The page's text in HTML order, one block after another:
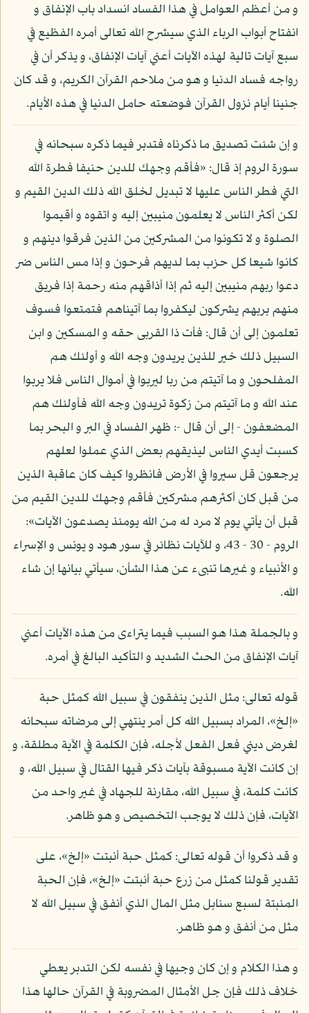
و من أعظم العوامل في هذا الفساد انسداد باب الإنفاق و
انفتاح أبواب الرباء الذي سيشرح الله تعالى أمره الفظيع في
سبع آيات تالية لهذه الآيات أعني آيات الإنفاق، و يذكر أن في
رواجه فساد الدنيا و هو من ملاحم القرآن الكريم، و قد كان
جنينا أيام نزول القرآن فوضعته حامل الدنيا في هذه الأيام.
و إن شئت تصديق ما ذكرناه فتدبر فيما ذكره سبحانه في
سورة الروم إذ قال: «فأقم وجهك للدين حنيفا فطرة الله
التي فطر الناس عليها لا تبديل لخلق الله ذلك الدين القيم و
لكن أكثر الناس لا يعلمون منيبين إليه و اتقوه و أقيموا
الصلوة و لا تكونوا من المشركين من الذين فرقوا دينهم و
كانوا شيعا كل حزب بما لديهم فرحون و إذا مس الناس ضر
دعوا ربهم منيبين إليه ثم إذا أذاقهم منه رحمة إذا فريق
منهم بربهم يشركون ليكفروا بما آتيناهم فتمتعوا فسوف
تعلمون إلى أن قال: فأت ذا القربى حقه و المسكين و ابن
السبيل ذلك خير للذين يريدون وجه الله و أولئك هم
المفلحون و ما آتيتم من ربا ليربوا في أموال الناس فلا يربوا
عند الله و ما آتيتم من زكوة تريدون وجه الله فأولئك هم
المضعفون - إلى أن قال -: ظهر الفساد في البر و البحر بما
كسبت أيدي الناس ليذيقهم بعض الذي عملوا لعلهم
يرجعون قل سيروا في الأرض فانظروا كيف كان عاقبة الذين
من قبل كان أكثرهم مشركين فأقم وجهك للدين القيم من
قبل أن يأتي يوم لا مرد له من الله يومئذ يصدعون الآيات»:
الروم - 30 - 43، و للآيات نظائر في سور هود و يونس و الإسراء
و الأنبياء و غيرها تنبىء عن هذا الشأن، سيأتي بيانها إن شاء
الله.
و بالجملة هذا هو السبب فيما يتراءى من هذه الآيات أعني
آيات الإنفاق من الحث الشديد و التأكيد البالغ في أمره.
قوله تعالى: مثل الذين ينفقون في سبيل الله كمثل حبة
«إلخ»، المراد بسبيل الله كل أمر ينتهي إلى مرضاته سبحانه
لغرض ديني فعل الفعل لأجله، فإن الكلمة في الآية مطلقة، و
إن كانت الآية مسبوقة بآيات ذكر فيها القتال في سبيل الله، و
كانت كلمة، في سبيل الله، مقارنة للجهاد في غير واحد من
الآيات، فإن ذلك لا يوجب التخصيص و هو ظاهر.
و قد ذكروا أن قوله تعالى: كمثل حبة أنبتت «إلخ»، على
تقدير قولنا كمثل من زرع حبة أنبتت «إلخ»، فإن الحبة
المنبتة لسبع سنابل مثل المال الذي أنفق في سبيل الله لا
مثل من أنفق و هو ظاهر.
و هذا الكلام و إن كان وجيها في نفسه لكن التدبر يعطي
خلاف ذلك فإن جل الأمثال المضروبة في القرآن حالها هذا